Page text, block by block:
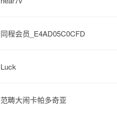
同程会员_E4AD05C0CFD
Luck
范畴大闹卡帕多奇亚